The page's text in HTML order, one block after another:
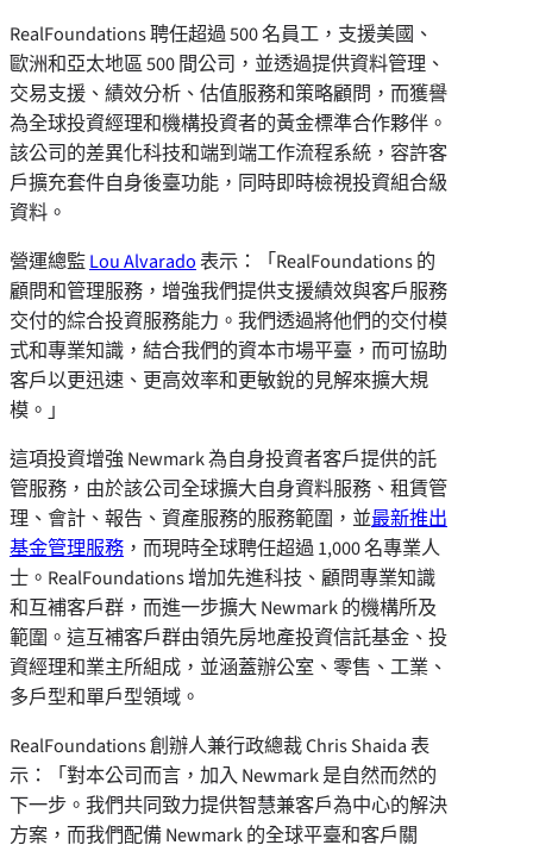
RealFoundations 聘任超過 500 名員工，支援美國、
歐洲和亞太地區 500 間公司，並透過提供資料管理、
交易支援、績效分析、估值服務和策略顧問，而獲譽
為全球投資經理和機構投資者的黃金標準合作夥伴。
該公司的差異化科技和端到端工作流程系統，容許客
戶擴充套件自身後臺功能，同時即時檢視投資組合級
資料。
營運總監Lou Alvarado表示：「RealFoundations 的
顧問和管理服務，增強我們提供支援績效與客戶服務
交付的綜合投資服務能力。我們透過將他們的交付模
式和專業知識，結合我們的資本市場平臺，而可協助
客戶以更迅速、更高效率和更敏銳的見解來擴大規
模。」
這項投資增強 Newmark 為自身投資者客戶提供的託
管服務，由於該公司全球擴大自身資料服務、租賃管
理、會計、報告、資產服務的服務範圍，並最新推出
基金管理服務 ，而現時全球聘任超過 1,000 名專業人
士。RealFoundations 增加先進科技、顧問專業知識
和互補客戶群，而進一步擴大 Newmark 的機構所及
範圍。這互補客戶群由領先房地產投資信託基金、投
資經理和業主所組成，並涵蓋辦公室、零售、工業、
多戶型和單戶型領域。
RealFoundations 創辦人兼行政總裁Chris Shaida表
示：「對本公司而言，加入 Newmark 是自然而然的
下一步。我們共同致力提供智慧兼客戶為中心的解決
方案，而我們配備 Newmark 的全球平臺和客戶關